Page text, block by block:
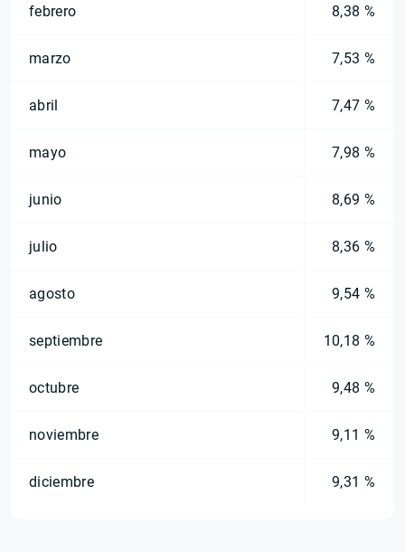
febrero 8,38 %
marzo 7,53 %
abril 7,47 %
mayo 7,98 %
junio 8,69 %
julio 8,36 %
agosto 9,54 %
septiembre 10,18 %
octubre 9,48 %
noviembre 9,11 %
diciembre 9,31 %